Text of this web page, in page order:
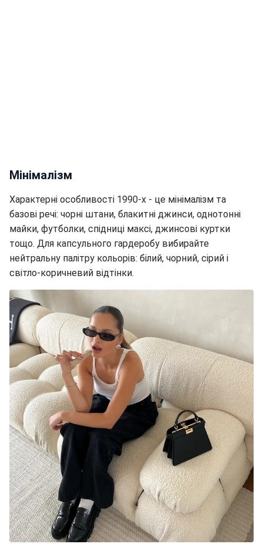
Мінімалізм
Характерні особливості 1990-х - це мінімалізм та
базові речі: чорні штани, блакитні джинси, однотонні
майки, футболки, спідниці максі, джинсові куртки
тощо. Для капсульного гардеробу вибирайте
нейтральну палітру кольорів: білий, чорний, сірий і
світло-коричневий відтінки.